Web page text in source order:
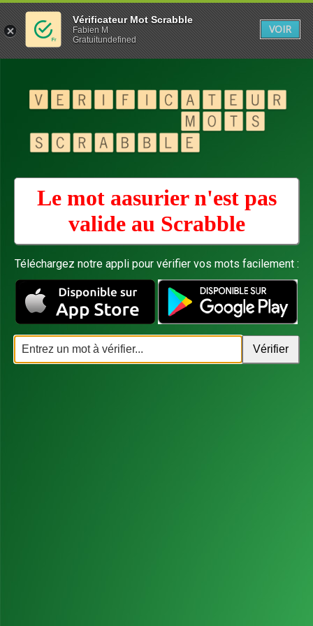
Le mot aasurier n'est pas
valide au Scrabble
Téléchargez notre appli pour vérifier vos mots facilement :
Vérificateur Mot Scrabble
Fabien M
Gratuitundefined
VOIR